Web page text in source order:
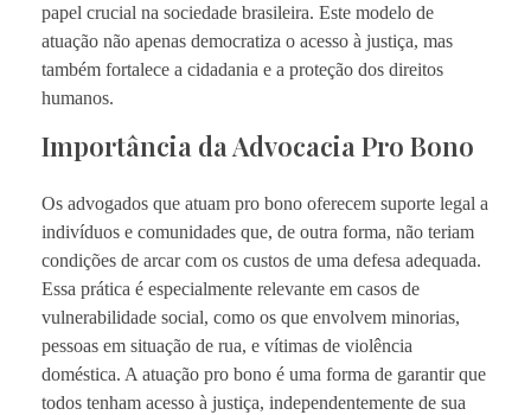
papel crucial na sociedade brasileira. Este modelo de
atuação não apenas democratiza o acesso à justiça, mas
também fortalece a cidadania e a proteção dos direitos
humanos.
Importância da Advocacia Pro Bono
Os advogados que atuam pro bono oferecem suporte legal a
indivíduos e comunidades que, de outra forma, não teriam
condições de arcar com os custos de uma defesa adequada.
Essa prática é especialmente relevante em casos de
vulnerabilidade social, como os que envolvem minorias,
pessoas em situação de rua, e vítimas de violência
doméstica. A atuação pro bono é uma forma de garantir que
todos tenham acesso à justiça, independentemente de sua